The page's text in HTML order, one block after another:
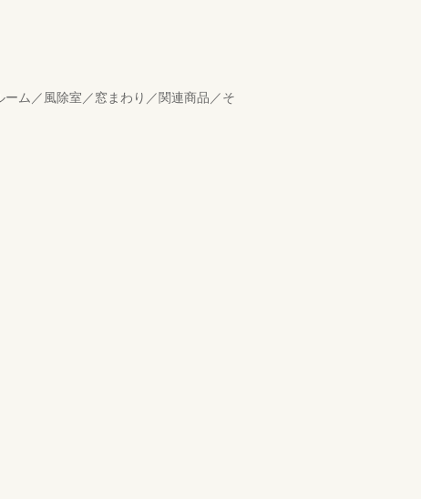
ム／風除室／窓まわり／関連商品／そ